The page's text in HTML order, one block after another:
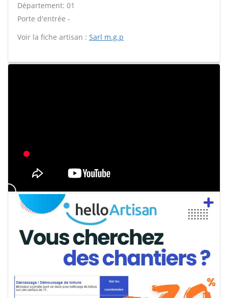
Département: 01
Porte d'entrée -
Voir la fiche artisan : Sarl m.g.p